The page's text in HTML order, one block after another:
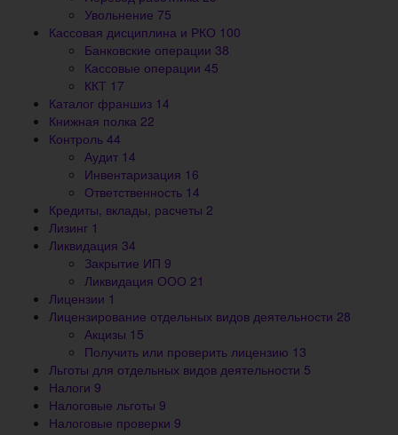
Увольнение 75
Кассовая дисциплина и РКО 100
Банковские операции 38
Кассовые операции 45
ККТ 17
Каталог франшиз 14
Книжная полка 22
Контроль 44
Аудит 14
Инвентаризация 16
Ответственность 14
Кредиты, вклады, расчеты 2
Лизинг 1
Ликвидация 34
Закрытие ИП 9
Ликвидация ООО 21
Лицензии 1
Лицензирование отдельных видов деятельности 28
Акцизы 15
Получить или проверить лицензию 13
Льготы для отдельных видов деятельности 5
Налоги 9
Налоговые льготы 9
Налоговые проверки 9